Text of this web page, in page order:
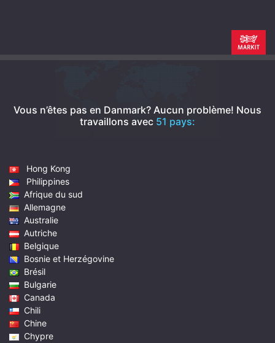
Vous n’êtes pas en Danmark? Aucun problème! Nous
travaillons avec 51 pays:
Hong Kong
Philippines
Afrique du sud
Allemagne
Australie
Autriche
Belgique
Bosnie et Herzégovine
Brésil
Bulgarie
Canada
Chili
Chine
Chypre